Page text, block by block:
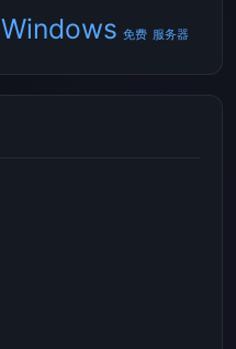
Windows 免费 服务器